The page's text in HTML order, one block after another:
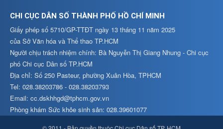
CHI CỤC DÂN SỐ THÀNH PHỐ HỒ CHÍ MINH
Giấy phép số 5710/GP-TTĐT ngày 13 tháng 11 năm 2025
của Sở Văn hóa và Thể thao TP.HCM
Người chịu trách nhiệm chính: Bà Nguyễn Thị Giang Nhung - Chi cục
phó Chi cục Dân số TP.HCM
Địa chỉ: Số 250 Pasteur, phường Xuân Hòa, TPHCM
Tel: 028.38203786 - 028.38203793
Email: cc.dskhhgd@tphcm.gov.vn
Phòng khám Sức khỏe sinh sản: 028.39601077